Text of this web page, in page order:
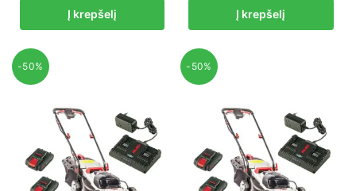
was:
527,22 €.263,61 €.
Į krepšelį
was:
267,96 €.133,98 €.
Į krepšelį
-50% -50%